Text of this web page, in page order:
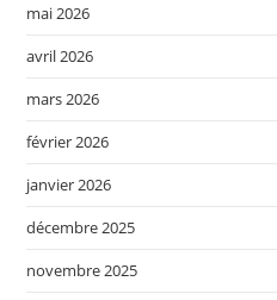
mai 2026
avril 2026
mars 2026
février 2026
janvier 2026
décembre 2025
novembre 2025